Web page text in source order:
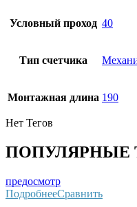
Условный проход 40
Тип счетчика
Монтaжнaя длинa 190
Нет Тегов
ПОПУЛЯРНЫЕ
предосмотр
ПодробнееСравнить